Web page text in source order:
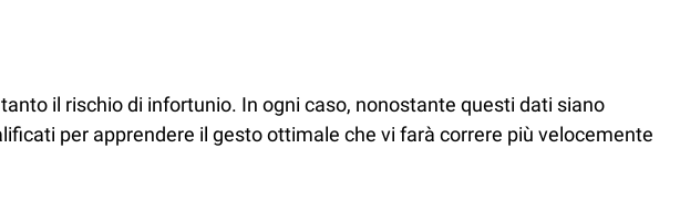
il rischio di infortunio. In ogni caso, nonostante questi dati siano
per apprendere il gesto ottimale che vi farà correre più velocemente